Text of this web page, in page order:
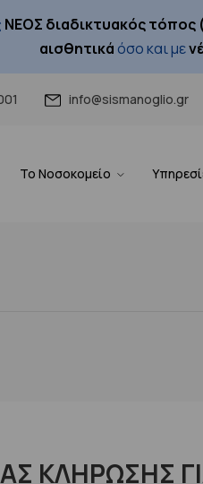
ΝΕΟΣ διαδικτυακός τόπος
αισθητικάόσο και με
info@sismanoglio.gr
Το Νοσοκομείο
ΚΛΗΡΩΣΗΣ